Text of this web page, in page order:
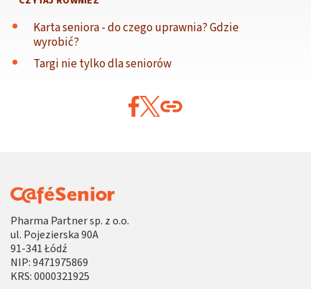
Karta seniora - do czego uprawnia? Gdzie
wyrobić?
Targi nie tylko dla seniorów
Pharma Partner sp. z o.o.
ul. Pojezierska 90A
91-341 Łódź
NIP: 9471975869
KRS: 0000321925